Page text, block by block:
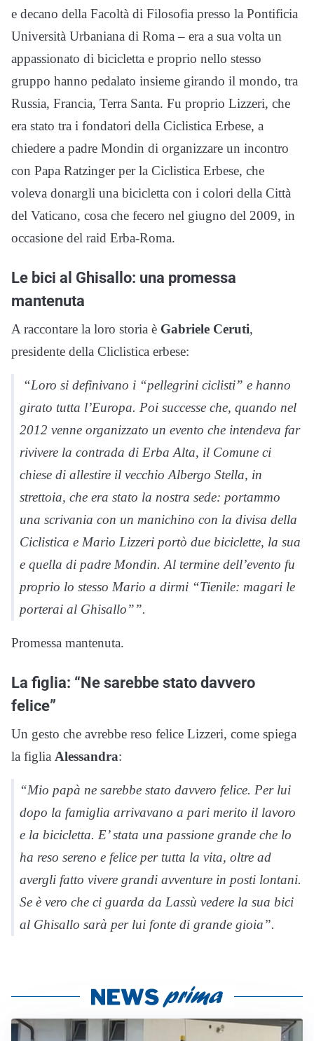
e decano della Facoltà di Filosofia presso la Pontificia
Università Urbaniana di Roma – era a sua volta un
appassionato di bicicletta e proprio nello stesso
gruppo hanno pedalato insieme girando il mondo, tra
Russia, Francia, Terra Santa. Fu proprio Lizzeri, che
era stato tra i fondatori della Ciclistica Erbese, a
chiedere a padre Mondin di organizzare un incontro
con Papa Ratzinger per la Ciclistica Erbese, che
voleva donargli una bicicletta con i colori della Città
del Vaticano, cosa che fecero nel giugno del 2009, in
occasione del raid Erba-Roma.
Le bici al Ghisallo: una promessa
mantenuta
A raccontare la loro storia è Gabriele Ceruti,
presidente della Cliclistica erbese:
“Loro si definivano i “pellegrini ciclisti” e hanno
girato tutta l’Europa. Poi successe che, quando nel
2012 venne organizzato un evento che intendeva far
rivivere la contrada di Erba Alta, il Comune ci
chiese di allestire il vecchio Albergo Stella, in
strettoia, che era stato la nostra sede: portammo
una scrivania con un manichino con la divisa della
Ciclistica e Mario Lizzeri portò due biciclette, la sua
e quella di padre Mondin. Al termine dell’evento fu
proprio lo stesso Mario a dirmi “Tienile: magari le
porterai al Ghisallo””.
Promessa mantenuta.
La figlia: “Ne sarebbe stato davvero
felice”
Un gesto che avrebbe reso felice Lizzeri, come spiega
la figlia Alessandra:
“Mio papà ne sarebbe stato davvero felice. Per lui
dopo la famiglia arrivavano a pari merito il lavoro
e la bicicletta. E’ stata una passione grande che lo
ha reso sereno e felice per tutta la vita, oltre ad
avergli fatto vivere grandi avventure in posti lontani.
Se è vero che ci guarda da Lassù vedere la sua bici
al Ghisallo sarà per lui fonte di grande gioia”.